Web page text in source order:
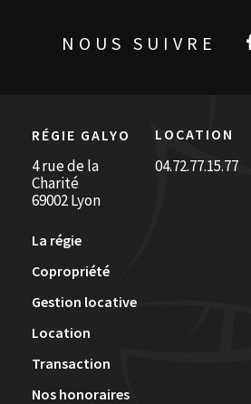
NOUS SUIVRE
RÉGIE GALYO LOCATION
4 rue de la
Charité
69002 Lyon
04.72.77.15.77
La régie
Copropriété
Gestion locative
Location
Transaction
Nos honoraires